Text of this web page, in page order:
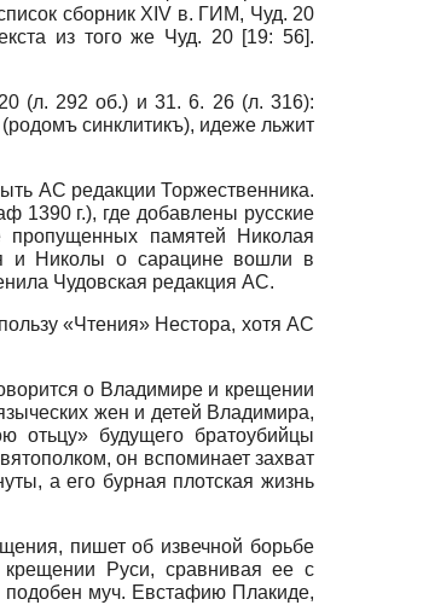
сборник XIV в. ГИМ, Чуд. 20
из того же Чуд. 20 [19: 56].
(л. 292 об.) и 31. 6. 26 (л. 316):
синклитикъ), идеже льжит
АС редакции Торжественника.
1390 г.), где добавлены русские
памятей Николая
и Николы о сарацине вошли в
Чудовская редакция АС.
«Чтения» Нестора, хотя АС
о Владимире и крещении
жен и детей Владимира,
отьцу» будущего братоубийцы
он вспоминает захват
а его бурная плотская жизнь
пишет об извечной борьбе
Руси, сравнивая ее с
подобен муч. Евстафию Плакиде,